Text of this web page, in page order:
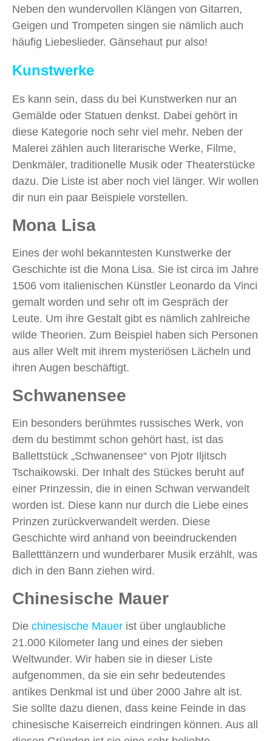
Neben den wundervollen Klängen von Gitarren,
Geigen und Trompeten singen sie nämlich auch
häufig Liebeslieder. Gänsehaut pur also!
Kunstwerke
Es kann sein, dass du bei Kunstwerken nur an
Gemälde oder Statuen denkst. Dabei gehört in
diese Kategorie noch sehr viel mehr. Neben der
Malerei zählen auch literarische Werke, Filme,
Denkmäler, traditionelle Musik oder Theaterstücke
dazu. Die Liste ist aber noch viel länger. Wir wollen
dir nun ein paar Beispiele vorstellen.
Mona Lisa
Eines der wohl bekanntesten Kunstwerke der
Geschichte ist die Mona Lisa. Sie ist circa im Jahre
1506 vom italienischen Künstler Leonardo da Vinci
gemalt worden und sehr oft im Gespräch der
Leute. Um ihre Gestalt gibt es nämlich zahlreiche
wilde Theorien. Zum Beispiel haben sich Personen
aus aller Welt mit ihrem mysteriösen Lächeln und
ihren Augen beschäftigt.
Schwanensee
Ein besonders berühmtes russisches Werk, von
dem du bestimmt schon gehört hast, ist das
Ballettstück „Schwanensee“ von Pjotr Iljitsch
Tschaikowski. Der Inhalt des Stückes beruht auf
einer Prinzessin, die in einen Schwan verwandelt
worden ist. Diese kann nur durch die Liebe eines
Prinzen zurückverwandelt werden. Diese
Geschichte wird anhand von beeindruckenden
Balletttänzern und wunderbarer Musik erzählt, was
dich in den Bann ziehen wird.
Chinesische Mauer
Die chinesische Mauer ist über unglaubliche
21.000 Kilometer lang und eines der sieben
Weltwunder. Wir haben sie in dieser Liste
aufgenommen, da sie ein sehr bedeutendes
antikes Denkmal ist und über 2000 Jahre alt ist.
Sie sollte dazu dienen, dass keine Feinde in das
chinesische Kaiserreich eindringen können. Aus all